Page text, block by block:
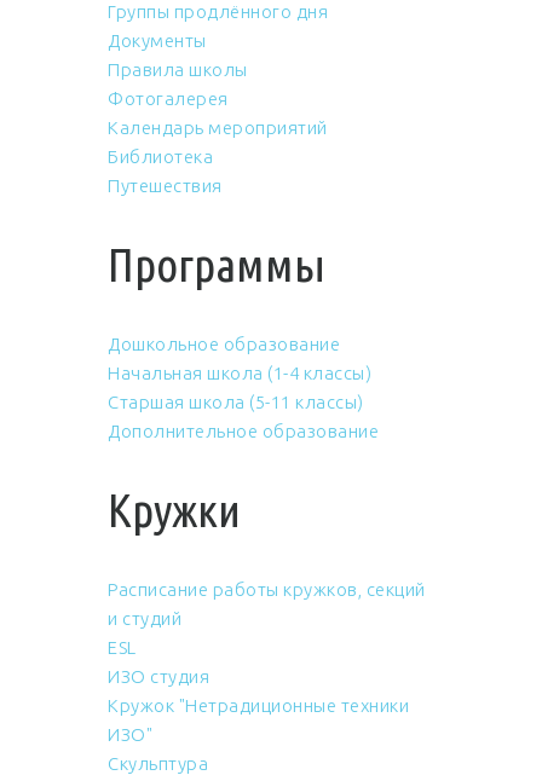
Группы продлённого дня
Документы
Правила школы
Фотогалерея
Календарь мероприятий
Библиотека
Путешествия
Программы
Дошкольное образование
Начальная школа (1-4 классы)
Старшая школа (5-11 классы)
Дополнительное образование
Кружки
Расписание работы кружков, секций
и студий
ESL
ИЗО студия
Кружок "Нетрадиционные техники
ИЗО"
Скульптура